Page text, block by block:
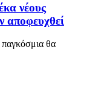
νέους
αποφευχθεί
παγκόσμια θα